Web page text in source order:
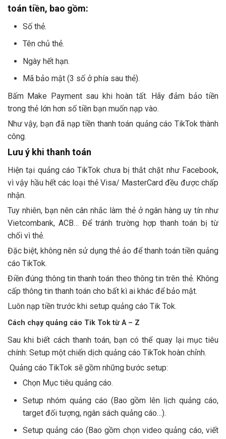
toán tiền, bao gồm:
Số thẻ.
Tên chủ thẻ.
Ngày hết hạn.
Mã bảo mật (3 số ở phía sau thẻ).
Bấm Make Payment sau khi hoàn tất. Hãy đảm bảo tiền
trong thẻ lớn hơn số tiền bạn muốn nạp vào.
Như vậy, bạn đã nạp tiền thanh toán quảng cáo TikTok thành
công.
Lưu ý khi thanh toán
Hiện tại quảng cáo TikTok chưa bị thắt chặt như Facebook,
vì vậy hầu hết các loại thẻ Visa/ MasterCard đều được chấp
nhận.
Tuy nhiên, bạn nên cân nhắc làm thẻ ở ngân hàng uy tín như
Vietcombank, ACB… Để tránh trường hợp thanh toán bị từ
chối vì thẻ.
Đặc biệt, không nên sử dụng thẻ ảo để thanh toán tiền quảng
cáo TikTok.
Điền đúng thông tin thanh toán theo thông tin trên thẻ. Không
cấp thông tin thanh toán cho bất kì ai khác để bảo mật.
Luôn nạp tiền trước khi setup quảng cáo Tik Tok.
Cách chạy quảng cáo Tik Tok từ A – Z
Sau khi biết cách thanh toán, bạn có thể quay lại mục tiêu
chính: Setup một chiến dịch quảng cáo TikTok hoàn chỉnh.
Quảng cáo TikTok sẽ gồm những bước setup:
Chọn Mục tiêu quảng cáo.
Setup nhóm quảng cáo (Bao gồm lên lịch quảng cáo,
target đối tượng, ngân sách quảng cáo…).
Setup quảng cáo (Bao gồm chọn video quảng cáo, viết